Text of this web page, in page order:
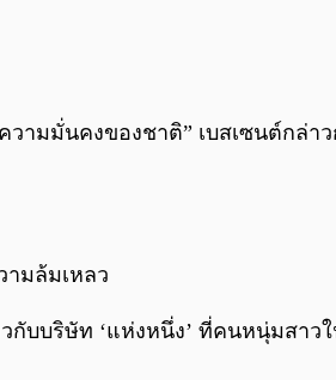
วามมั่นคงของชาติ” เบสเซนต์กล่า
ามล้มเหลว
บบริษัท ‘แห่งหนึ่ง’ ที่คนหนุ่มสาว